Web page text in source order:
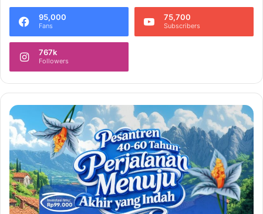
95,000
Fans
75,700
Subscribers
767k
Followers